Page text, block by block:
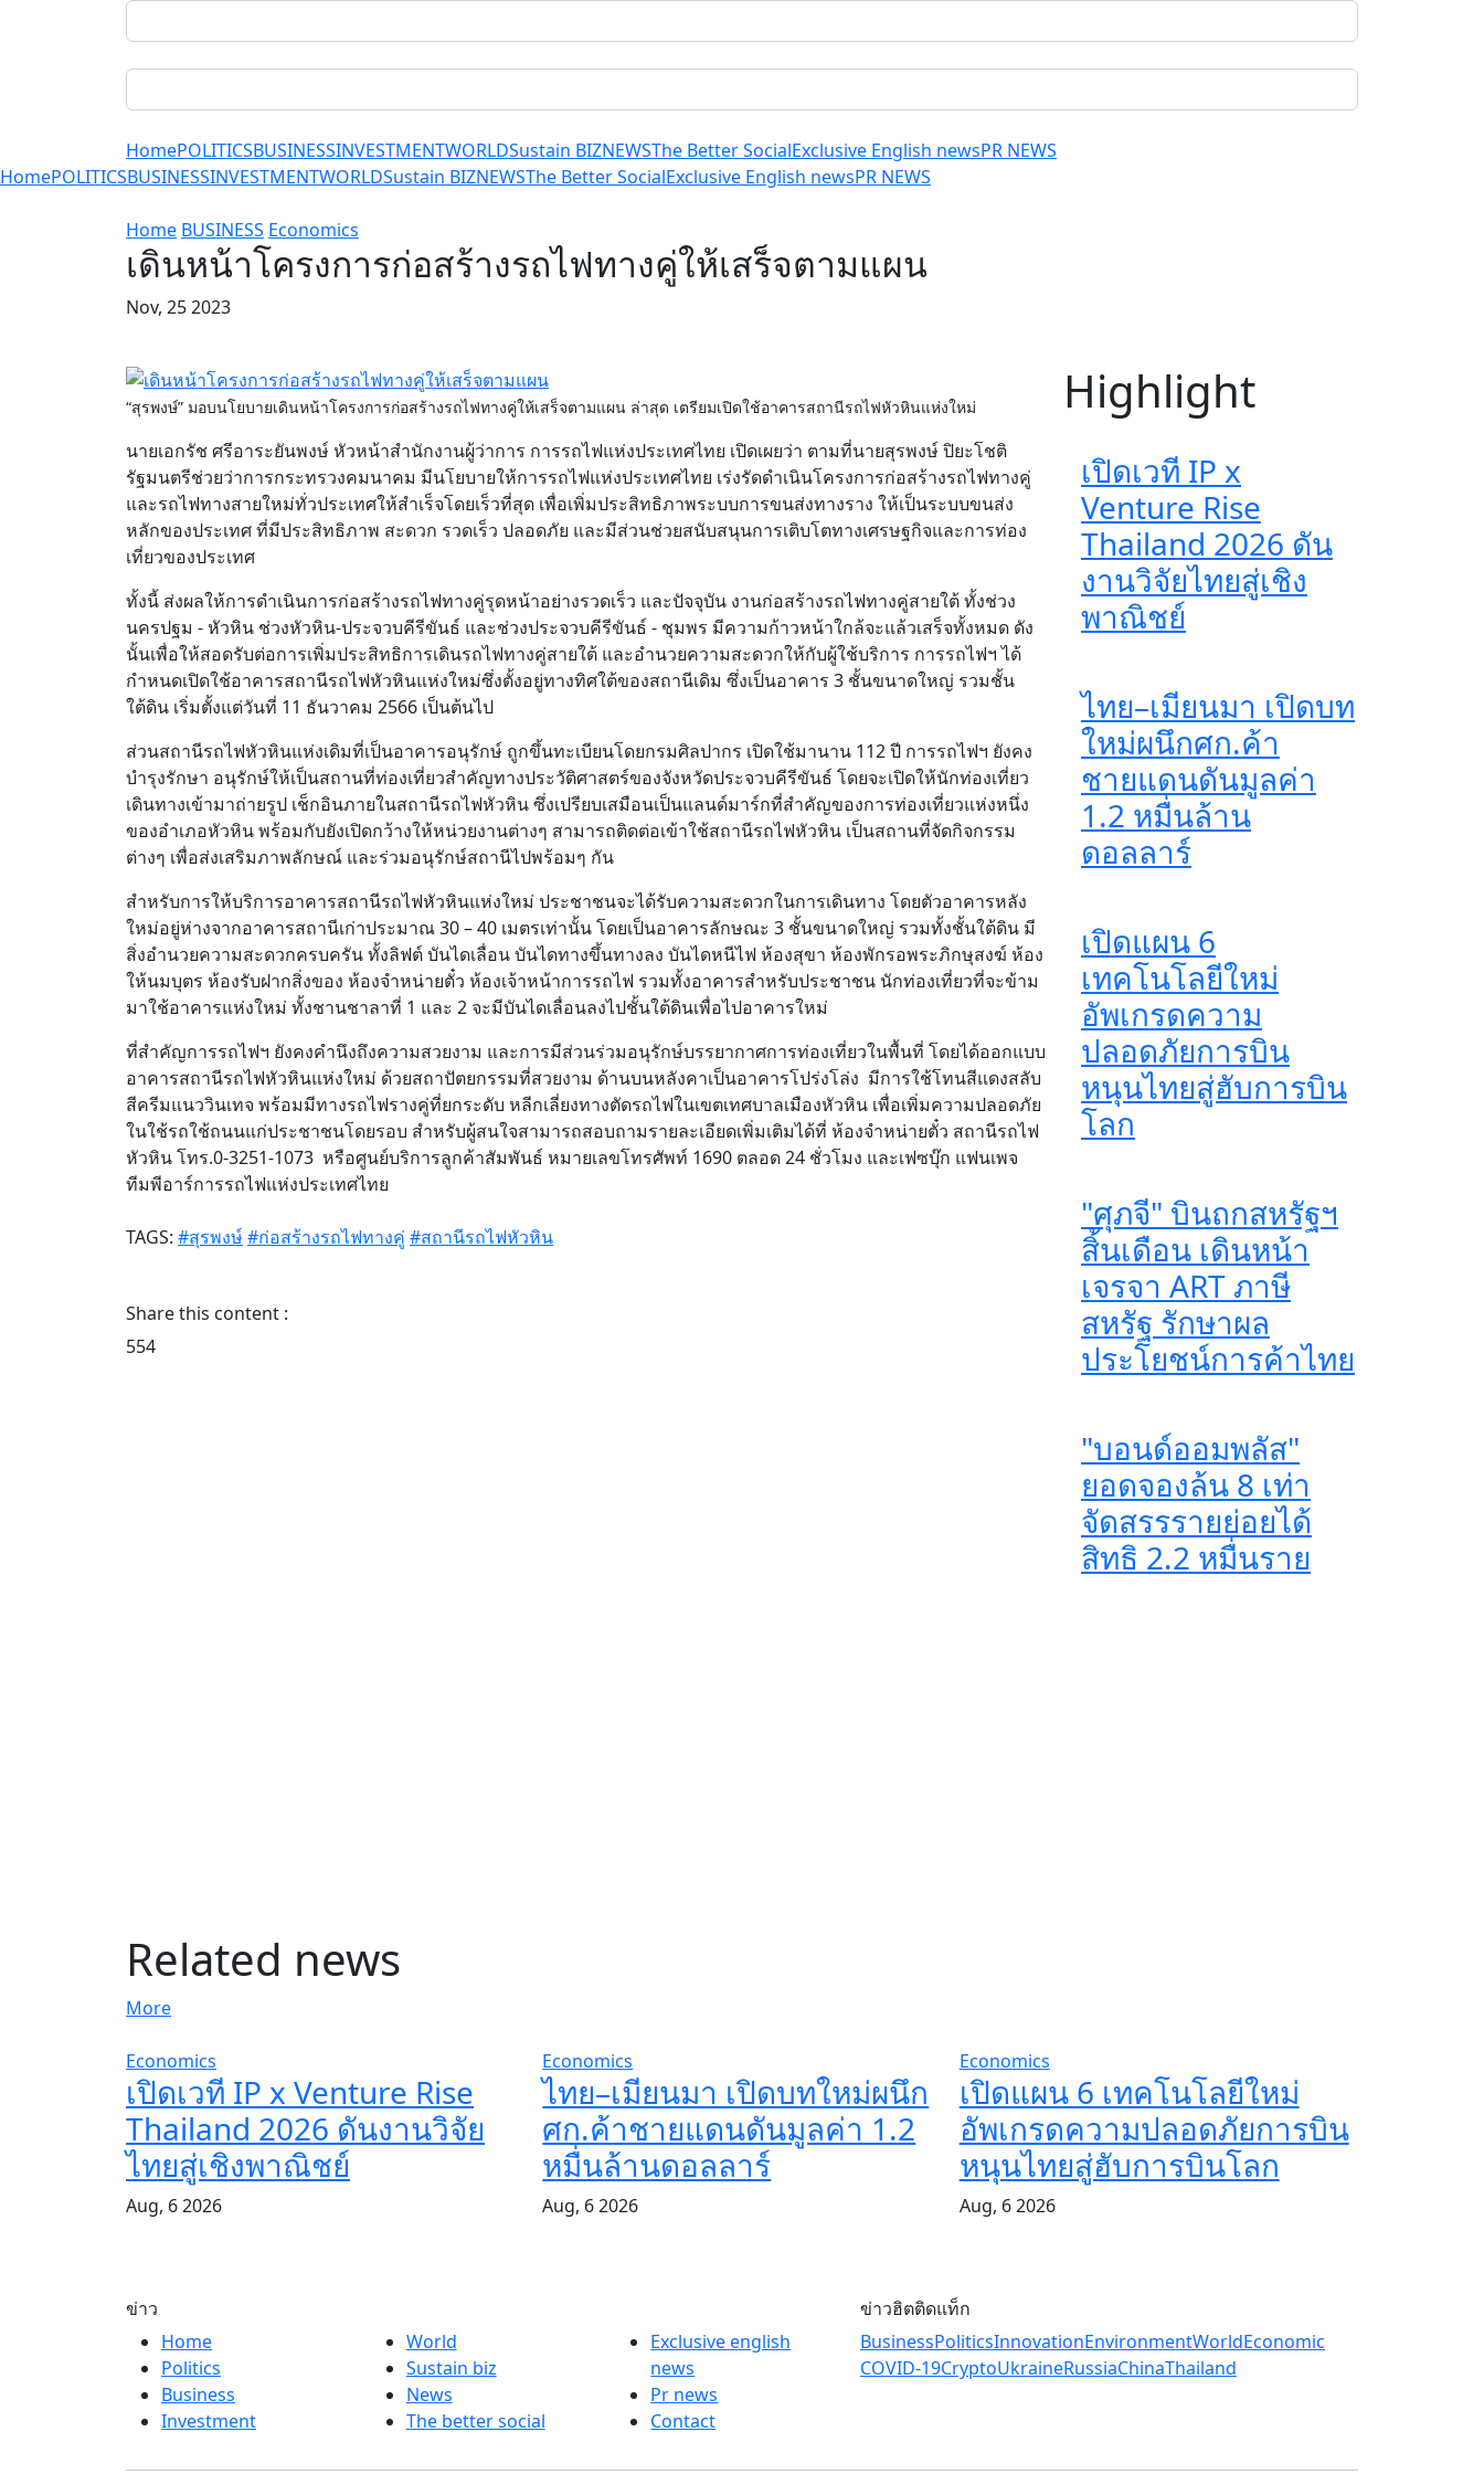
HomePOLITICSBUSINESSINVESTMENTWORLDSustain BIZNEWSThe Better SocialExclusive English newsPR NEWS
HomePOLITICSBUSINESSINVESTMENTWORLDSustain BIZNEWSThe Better SocialExclusive English newsPR NEWS
Home BUSINESS Economics
เดินหน้าโครงการก่อสร้างรถไฟทางคู่ให้เสร็จตามแผน
Nov, 25 2023
“สุรพงษ์” มอบนโยบายเดินหน้าโครงการก่อสร้างรถไฟทางคู่ให้เสร็จตามแผน ล่าสุด เตรียมเปิดใช้อาคารสถานีรถไฟหัวหินแห่งใหม่
นายเอกรัช ศรีอาระยันพงษ์ หัวหน้าสำนักงานผู้ว่าการ การรถไฟแห่งประเทศไทย เปิดเผยว่า ตามที่นายสุรพงษ์ ปิยะโชติ
รัฐมนตรีช่วยว่าการกระทรวงคมนาคม มีนโยบายให้การรถไฟแห่งประเทศไทย เร่งรัดดำเนินโครงการก่อสร้างรถไฟทางคู่
และรถไฟทางสายใหม่ทั่วประเทศให้สำเร็จโดยเร็วที่สุด เพื่อเพิ่มประสิทธิภาพระบบการขนส่งทางราง ให้เป็นระบบขนส่ง
หลักของประเทศ ที่มีประสิทธิภาพ สะดวก รวดเร็ว ปลอดภัย และมีส่วนช่วยสนับสนุนการเติบโตทางเศรษฐกิจและการท่อง
เที่ยวของประเทศ
ทั้งนี้ ส่งผลให้การดำเนินการก่อสร้างรถไฟทางคู่รุดหน้าอย่างรวดเร็ว และปัจจุบัน งานก่อสร้างรถไฟทางคู่สายใต้ ทั้งช่วง
นครปฐม - หัวหิน ช่วงหัวหิน-ประจวบคีรีขันธ์ และช่วงประจวบคีรีขันธ์ - ชุมพร มีความก้าวหน้าใกล้จะแล้วเสร็จทั้งหมด ดัง
นั้นเพื่อให้สอดรับต่อการเพิ่มประสิทธิการเดินรถไฟทางคู่สายใต้ และอำนวยความสะดวกให้กับผู้ใช้บริการ การรถไฟฯ ได้
กำหนดเปิดใช้อาคารสถานีรถไฟหัวหินแห่งใหม่ซึ่งตั้งอยู่ทางทิศใต้ของสถานีเดิม ซึ่งเป็นอาคาร 3 ชั้นขนาดใหญ่ รวมชั้น
ใต้ดิน เริ่มตั้งแต่วันที่ 11 ธันวาคม 2566 เป็นต้นไป
ส่วนสถานีรถไฟหัวหินแห่งเดิมที่เป็นอาคารอนุรักษ์ ถูกขึ้นทะเบียนโดยกรมศิลปากร เปิดใช้มานาน 112 ปี การรถไฟฯ ยังคง
บำรุงรักษา อนุรักษ์ให้เป็นสถานที่ท่องเที่ยวสำคัญทางประวัติศาสตร์ของจังหวัดประจวบคีรีขันธ์ โดยจะเปิดให้นักท่องเที่ยว
เดินทางเข้ามาถ่ายรูป เช็กอินภายในสถานีรถไฟหัวหิน ซึ่งเปรียบเสมือนเป็นแลนด์มาร์กที่สำคัญของการท่องเที่ยวแห่งหนึ่ง
ของอำเภอหัวหิน พร้อมกับยังเปิดกว้างให้หน่วยงานต่างๆ สามารถติดต่อเข้าใช้สถานีรถไฟหัวหิน เป็นสถานที่จัดกิจกรรม
ต่างๆ เพื่อส่งเสริมภาพลักษณ์ และร่วมอนุรักษ์สถานีไปพร้อมๆ กัน
สำหรับการให้บริการอาคารสถานีรถไฟหัวหินแห่งใหม่ ประชาชนจะได้รับความสะดวกในการเดินทาง โดยตัวอาคารหลัง
ใหม่อยู่ห่างจากอาคารสถานีเก่าประมาณ 30 – 40 เมตรเท่านั้น โดยเป็นอาคารลักษณะ 3 ชั้นขนาดใหญ่ รวมทั้งชั้นใต้ดิน มี
สิ่งอำนวยความสะดวกครบครัน ทั้งลิฟต์ บันไดเลื่อน บันไดทางขึ้นทางลง บันไดหนีไฟ ห้องสุขา ห้องพักรอพระภิกษุสงฆ์ ห้อง
ให้นมบุตร ห้องรับฝากสิ่งของ ห้องจำหน่ายตั๋ว ห้องเจ้าหน้าการรถไฟ รวมทั้งอาคารสำหรับประชาชน นักท่องเที่ยวที่จะข้าม
มาใช้อาคารแห่งใหม่ ทั้งชานชาลาที่ 1 และ 2 จะมีบันไดเลื่อนลงไปชั้นใต้ดินเพื่อไปอาคารใหม่
ที่สำคัญการรถไฟฯ ยังคงคำนึงถึงความสวยงาม และการมีส่วนร่วมอนุรักษ์บรรยากาศการท่องเที่ยวในพื้นที่ โดยได้ออกแบบ
อาคารสถานีรถไฟหัวหินแห่งใหม่ ด้วยสถาปัตยกรรมที่สวยงาม ด้านบนหลังคาเป็นอาคารโปร่งโล่ง มีการใช้โทนสีแดงสลับ
สีครีมแนววินเทจ พร้อมมีทางรถไฟรางคู่ที่ยกระดับ หลีกเลี่ยงทางตัดรถไฟในเขตเทศบาลเมืองหัวหิน เพื่อเพิ่มความปลอดภัย
ในใช้รถใช้ถนนแก่ประชาชนโดยรอบ สำหรับผู้สนใจสามารถสอบถามรายละเอียดเพิ่มเติมได้ที่ ห้องจำหน่ายตั๋ว สถานีรถไฟ
หัวหิน โทร.0-3251-1073 หรือศูนย์บริการลูกค้าสัมพันธ์ หมายเลขโทรศัพท์ 1690 ตลอด 24 ชั่วโมง และเฟซบุ๊ก แฟนเพจ
ทีมพีอาร์การรถไฟแห่งประเทศไทย
TAGS: #สุรพงษ์ #ก่อสร้างรถไฟทางคู่ #สถานีรถไฟหัวหิน
Share this content :
554
Highlight
เปิดเวที IP x
Venture Rise
Thailand 2026 ดัน
งานวิจัยไทยสู่เชิง
พาณิชย์
ไทย–เมียนมา เปิดบท
ใหม่ผนึกศก.ค้า
ชายแดนดันมูลค่า
1.2 หมื่นล้าน
ดอลลาร์
เปิดแผน 6
เทคโนโลยีใหม่
อัพเกรดความ
ปลอดภัยการบิน
หนุนไทยสู่ฮับการบิน
โลก
"ศุภจี" บินถกสหรัฐฯ
สิ้นเดือน เดินหน้า
เจรจา ART ภาษี
สหรัฐ รักษาผล
ประโยชน์การค้าไทย
"บอนด์ออมพลัส"
ยอดจองล้น 8 เท่า
จัดสรรรายย่อยได้
สิทธิ 2.2 หมื่นราย
Related news
More
Economics
เปิดเวที IP x Venture Rise
Thailand 2026 ดันงานวิจัย
ไทยสู่เชิงพาณิชย์
Aug, 6 2026
Economics
ไทย–เมียนมา เปิดบทใหม่ผนึก
ศก.ค้าชายแดนดันมูลค่า 1.2
หมื่นล้านดอลลาร์
Aug, 6 2026
Economics
เปิดแผน 6 เทคโนโลยีใหม่
อัพเกรดความปลอดภัยการบิน
หนุนไทยสู่ฮับการบินโลก
Aug, 6 2026
ข่าว
Home
Politics
Business
Investment
World
Sustain biz
News
The better social
Exclusive english
news
Pr news
Contact
ข่าวฮิตติดแท็ก
BusinessPoliticsInnovationEnvironmentWorldEconomic
COVID-19CryptoUkraineRussiaChinaThailand